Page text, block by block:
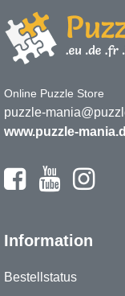
Online Puzzle Store
puzzle-
www.puzzle-
Information
Bestellstatus